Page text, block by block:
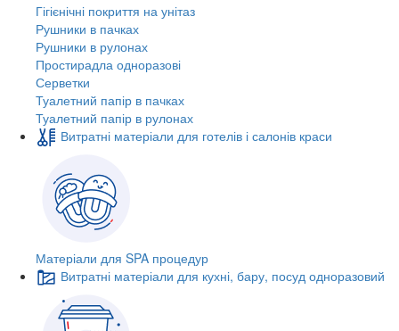
Гігієнічні покриття на унітаз
Рушники в пачках
Рушники в рулонах
Простирадла одноразові
Серветки
Туалетний папір в пачках
Туалетний папір в рулонах
Витратні матеріали для готелів і салонів краси
Матеріали для SPA процедур
Витратні матеріали для кухні, бару, посуд одноразовий